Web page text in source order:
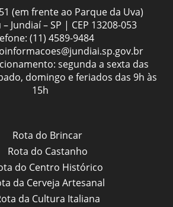
Rota do Brincar
Rota do Castanho
do Centro Histórico
da Cerveja Artesanal
da Cultura Italiana
(em frente ao Parque da Uva)
Jundiaí – SP | CEP 13208-053
(11) 4589-9484
segunda a sexta das
domingo e feriados das 9h às
15h